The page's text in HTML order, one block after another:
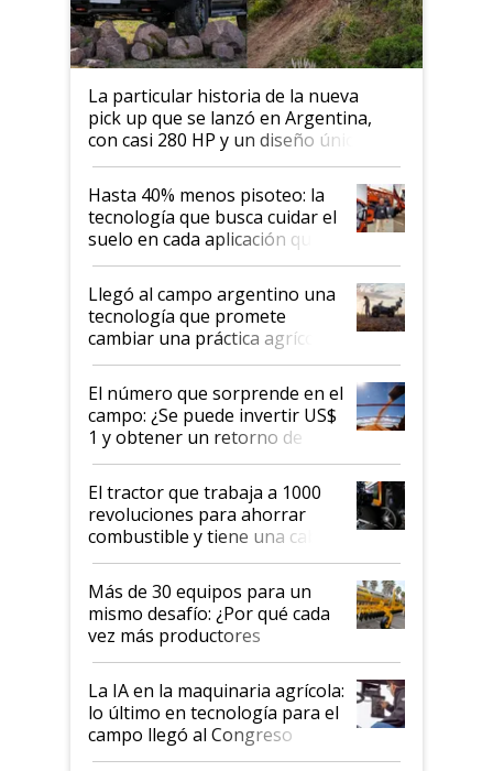
La particular historia de la nueva
pick up que se lanzó en Argentina,
con casi 280 HP y un diseño único: a
cuánto se vende
Hasta 40% menos pisoteo: la
tecnología que busca cuidar el
suelo en cada aplicación que
llevó Jacto al Congreso
Aapresid 2026
Llegó al campo argentino una
tecnología que promete
cambiar una práctica agrícola
clave: ¿Y si analizar el suelo
fuera tan simple como apretar
un botón?
El número que sorprende en el
campo: ¿Se puede invertir US$
1 y obtener un retorno de
hasta US$ 10 en agricultura?
El tractor que trabaja a 1000
revoluciones para ahorrar
combustible y tiene una cabina
que parece una computadora:
lo último en el mundo,
disponible en Argentina
Más de 30 equipos para un
mismo desafío: ¿Por qué cada
vez más productores
incorporan fertilizante bajo
tierra?
La IA en la maquinaria agrícola:
lo último en tecnología para el
campo llegó al Congreso
Aapresid 2026